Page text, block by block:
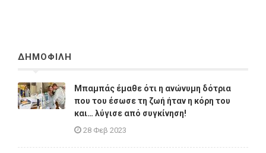
ΔΗΜΟΦΙΛΗ
Μπαμπάς έμαθε ότι η ανώνυμη δότρια
που του έσωσε τη ζωή ήταν η κόρη του
και… λύγισε από συγκίνηση!
28 Φεβ 2023